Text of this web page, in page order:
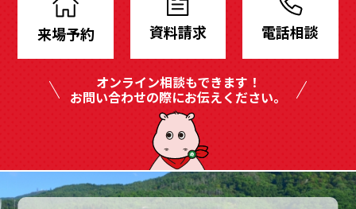
ご
用
来場予約 資料請求 電話相談
オンライン相談もできます！
お問い合わせの際にお伝えください。